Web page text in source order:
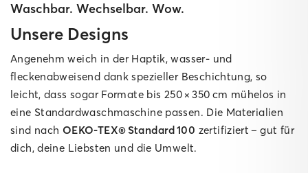
Waschbar. Wechselbar. Wow.
Unsere Designs
Angenehm weich in der Haptik, wasser‑ und
fleckenabweisend dank spezieller Beschichtung, so
leicht, dass sogar Formate bis 250 × 350 cm mühelos in
eine Standard­waschmaschine passen. Die Materialien
sind nach OEKO‑TEX® Standard 100 zertifiziert – gut für
dich, deine Liebsten und die Umwelt.